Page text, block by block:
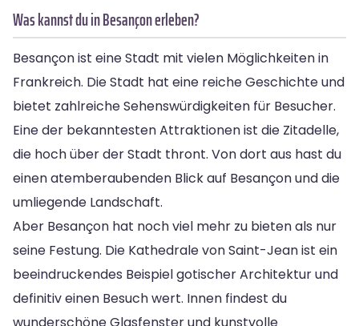
Was kannst du in Besançon erleben?
Besançon ist eine Stadt mit vielen Möglichkeiten in
Frankreich. Die Stadt hat eine reiche Geschichte und
bietet zahlreiche Sehenswürdigkeiten für Besucher.
Eine der bekanntesten Attraktionen ist die Zitadelle,
die hoch über der Stadt thront. Von dort aus hast du
einen atemberaubenden Blick auf Besançon und die
umliegende Landschaft.
Aber Besançon hat noch viel mehr zu bieten als nur
seine Festung. Die Kathedrale von Saint-Jean ist ein
beeindruckendes Beispiel gotischer Architektur und
definitiv einen Besuch wert. Innen findest du
wunderschöne Glasfenster und kunstvolle